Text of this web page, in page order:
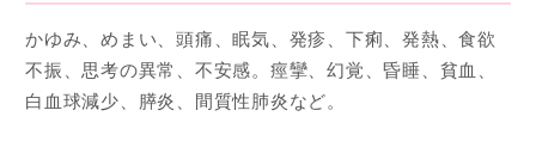
かゆみ、めまい、頭痛、眠気、発疹、下痢、発熱、食欲
不振、思考の異常、不安感。痙攣、幻覚、昏睡、貧血、
白血球減少、膵炎、間質性肺炎など。